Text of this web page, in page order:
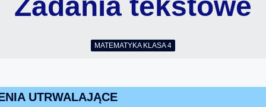
MATEMATYKA KLASA 4
UTRWALAJĄCE